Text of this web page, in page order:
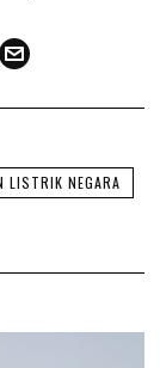
LISTRIK NEGARA